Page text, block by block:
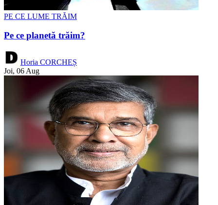
PE CE LUME TRĂIM
Pe ce planetă trăim?
Horia CORCHEȘ
Joi, 06 Aug